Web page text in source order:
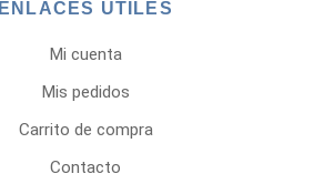
ENLACES ÚTILES
Mi cuenta
Mis pedidos
Carrito de compra
Contacto